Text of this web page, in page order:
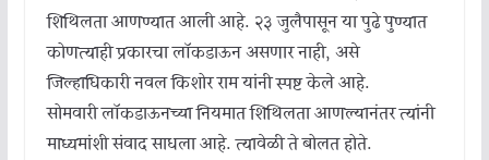
शिथिलता आणण्यात आली आहे. २३ जुलैपासून या पुढे पुण्यात
कोणत्याही प्रकारचा लॉकडाऊन असणार नाही, असे
जिल्हाधिकारी नवल किशोर राम यांनी स्पष्ट केले आहे.
सोमवारी लॉकडाऊनच्या नियमात शिथिलता आणल्यानंतर त्यांनी
माध्यमांशी संवाद साधला आहे. त्यावेळी ते बोलत होते.